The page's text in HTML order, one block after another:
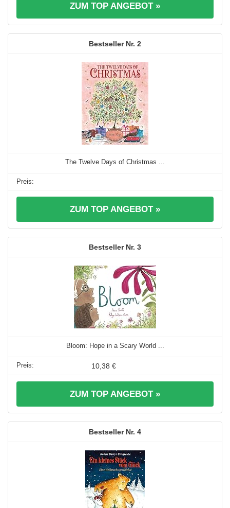
ZUM TOP ANGEBOT »
2
The Twelve Days of Christmas ...
ZUM TOP ANGEBOT »
3
Bloom: Hope in a Scary World ...
10,38 €
ZUM TOP ANGEBOT »
4